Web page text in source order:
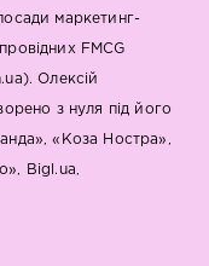
маркетинг-
FMCG
Олексій
з нуля під його
«Коза Ностра»,
Bigl.ua,